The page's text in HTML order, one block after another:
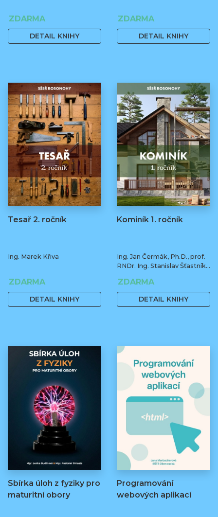
ZDARMA
DETAIL KNIHY
ZDARMA
DETAIL KNIHY
Tesař 2. ročník
Ing. Marek Křiva
ZDARMA
DETAIL KNIHY
Kominík 1. ročník
Ing. Jan Čermák, Ph.D., prof.
RNDr. Ing. Stanislav Šťastník,
ZDARMA
DETAIL KNIHY
Sbírka úloh z fyziky pro
maturitní obory
Programování
webových aplikací